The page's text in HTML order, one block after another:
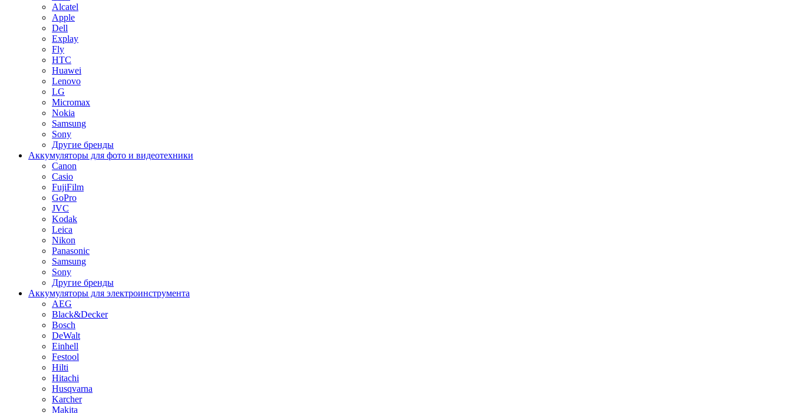
Alcatel
Apple
Dell
Explay
Fly
HTC
Huawei
Lenovo
LG
Micromax
Nokia
Samsung
Sony
Другие бренды
Аккумуляторы для фото и видеотехники
Canon
Casio
FujiFilm
GoPro
JVC
Kodak
Leica
Nikon
Panasonic
Samsung
Sony
Другие бренды
Аккумуляторы для электроинструмента
AEG
Black&Decker
Bosch
DeWalt
Einhell
Festool
Hilti
Hitachi
Husqvarna
Karcher
Makita